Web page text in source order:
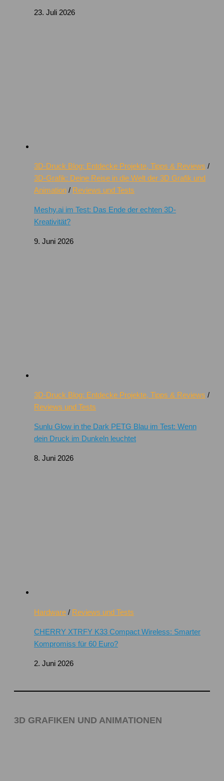
23. Juli 2026
3D-Druck Blog: Entdecke Projekte, Tipps & Reviews /
3D-Grafik: Deine Reise in die Welt der 3D Grafik und
Animation / Reviews und Tests
Meshy.ai im Test: Das Ende der echten 3D-
Kreativität?
9. Juni 2026
3D-Druck Blog: Entdecke Projekte, Tipps & Reviews /
Reviews und Tests
Sunlu Glow in the Dark PETG Blau im Test: Wenn
dein Druck im Dunkeln leuchtet
8. Juni 2026
Hardware / Reviews und Tests
CHERRY XTRFY K33 Compact Wireless: Smarter
Kompromiss für 60 Euro?
2. Juni 2026
3D GRAFIKEN UND ANIMATIONEN